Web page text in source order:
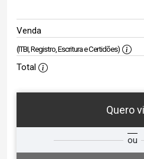
Venda
(ITBI, Registro, Escritura e Certidões)
Total
Quero
ou
Qual o melhor